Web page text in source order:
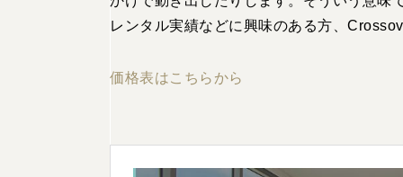
レンタル実績などに興味のある方、
価格表はこちらから